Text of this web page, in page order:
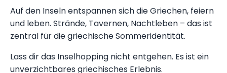
Auf den Inseln entspannen sich die Griechen, feiern
und leben. Strände, Tavernen, Nachtleben – das ist
zentral für die griechische Sommeridentität.
Lass dir das Inselhopping nicht entgehen. Es ist ein
unverzichtbares griechisches Erlebnis.